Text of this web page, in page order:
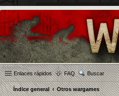
Enlaces rápidos FAQ Buscar
Índice general Otros wargames